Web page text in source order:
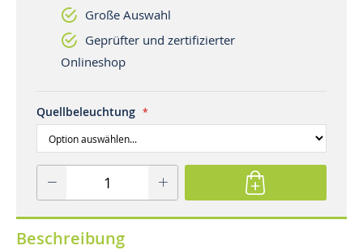
Große Auswahl
Geprüfter und zertifizierter
Onlineshop
Quellbeleuchtung
Beschreibung